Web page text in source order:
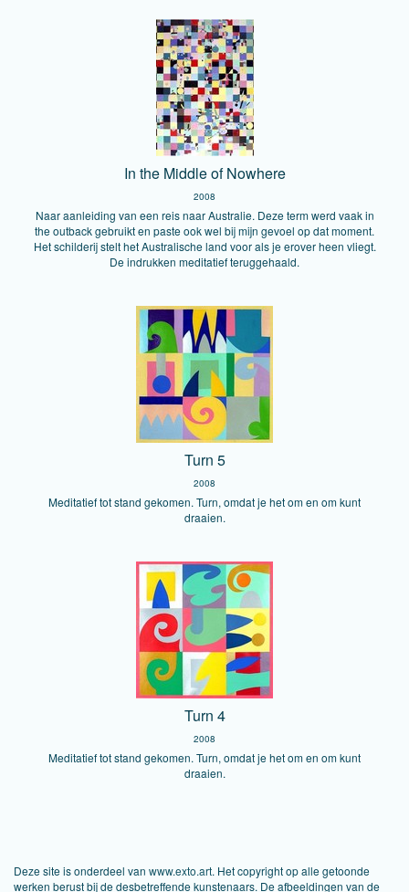
In the Middle of Nowhere
2008
Naar aanleiding van een reis naar Australie. Deze term werd vaak in
the outback gebruikt en paste ook wel bij mijn gevoel op dat moment.
Het schilderij stelt het Australische land voor als je erover heen vliegt.
De indrukken meditatief teruggehaald.
Turn 5
2008
Meditatief tot stand gekomen. Turn, omdat je het om en om kunt
draaien.
Turn 4
2008
Meditatief tot stand gekomen. Turn, omdat je het om en om kunt
draaien.
Deze site is onderdeel van www.exto.art. Het copyright op alle getoonde
werken berust bij de desbetreffende kunstenaars. De afbeeldingen van de